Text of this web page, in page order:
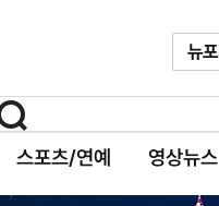
스포츠/연예 영상뉴스